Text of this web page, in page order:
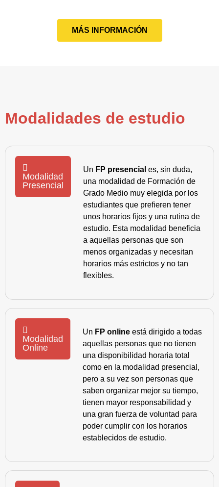
MÁS INFORMACIÓN
Modalidades de estudio
Modalidad
Presencial
Un FP presencial es, sin duda,
una modalidad de Formación de
Grado Medio muy elegida por los
estudiantes que prefieren tener
unos horarios fijos y una rutina de
estudio. Esta modalidad beneficia
a aquellas personas que son
menos organizadas y necesitan
horarios más estrictos y no tan
flexibles.
Modalidad
Online
Un FP online está dirigido a todas
aquellas personas que no tienen
una disponibilidad horaria total
como en la modalidad presencial,
pero a su vez son personas que
saben organizar mejor su tiempo,
tienen mayor responsabilidad y
una gran fuerza de voluntad para
poder cumplir con los horarios
establecidos de estudio.